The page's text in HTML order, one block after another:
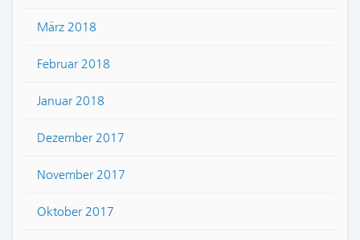
März 2018
Februar 2018
Januar 2018
Dezember 2017
November 2017
Oktober 2017